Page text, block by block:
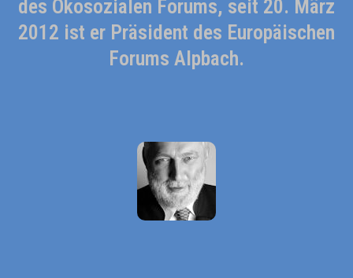
des Ökosozialen Forums, seit 20. März
2012 ist er Präsident des Europäischen
Forums Alpbach.